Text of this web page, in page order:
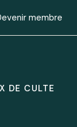
membre
DE CULTE